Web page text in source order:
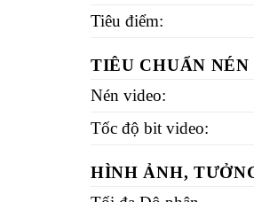
Tiêu điểm:
TIÊU CHUẨN NÉN
Nén video:
Tốc độ bit video:
HÌNH ẢNH,